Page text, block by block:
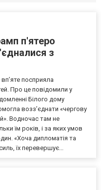
п'ятеро
з
посприяла
Про це повідомили у
Білого дому
возз’єднати «чергову
Водночас там не
їм років, і за яких умов
«Хоча дипломатія та
їх перевершує...